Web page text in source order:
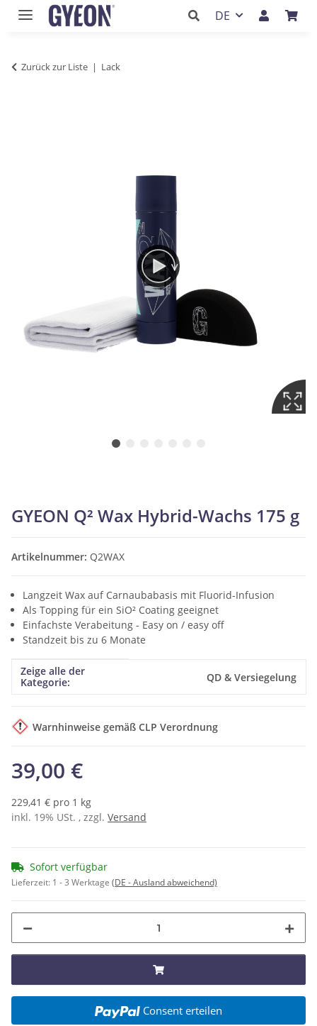
DE
Zurück zur Liste Lack
GYEON Q² Wax Hybrid-Wachs 175 g
Artikelnummer: Q2WAX
Langzeit Wax auf Carnaubabasis mit Fluorid-Infusion
Als Topping für ein SiO² Coating geeignet
Einfachste Verabeitung - Easy on / easy off
Standzeit bis zu 6 Monate
Produkteigenschaft
Wert
Zeige alle der
Kategorie:
QD & Versiegelung
Warnhinweise gemäß CLP Verordnung
39,00 €
229,41 € pro 1 kg
inkl. 19% USt. , zzgl. Versand
Sofort verfügbar
Lieferzeit: 1 - 3 Werktage (DE - Ausland abweichend)
Consent erteilen